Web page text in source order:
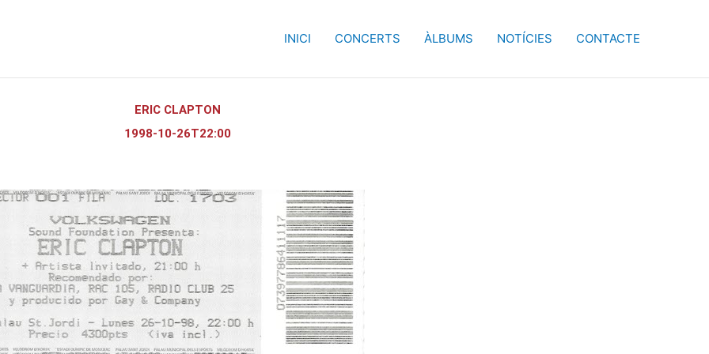
INICI CONCERTS ÀLBUMS NOTÍCIES CONTACTE
ERIC CLAPTON
1998-10-26T22:00